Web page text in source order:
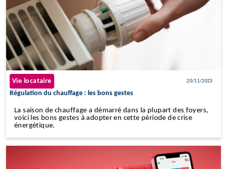
Vie locataire 20/11/2023
Régulation du chauffage : les bons gestes
La saison de chauffage a démarré dans la plupart des foyers,
voici les bons gestes à adopter en cette période de crise
énergétique.